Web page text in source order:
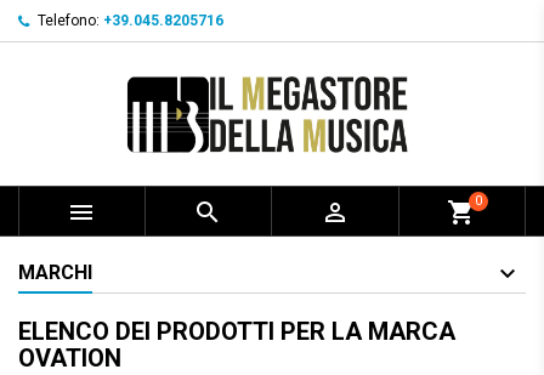
Telefono: +39.045.8205716
   shopping_cart0
MARCHI
ELENCO DEI PRODOTTI PER LA MARCA
OVATION